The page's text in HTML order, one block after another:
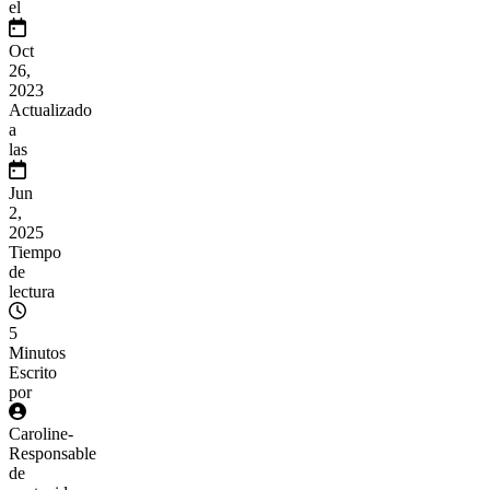
el
Oct
26,
2023
Actualizado
a
las
Jun
2,
2025
Tiempo
de
lectura
5
Minutos
Escrito
por
Caroline-
Responsable
de